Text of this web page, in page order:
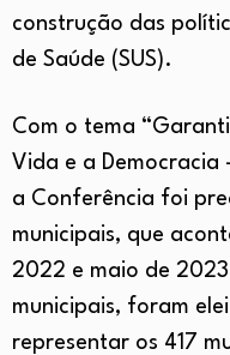
construção das
de Saúde (SUS).
Com o tema
Vida e a Democracia
a Conferência foi
municipais, que
2022 e maio de
municipais, foram
representar os 417